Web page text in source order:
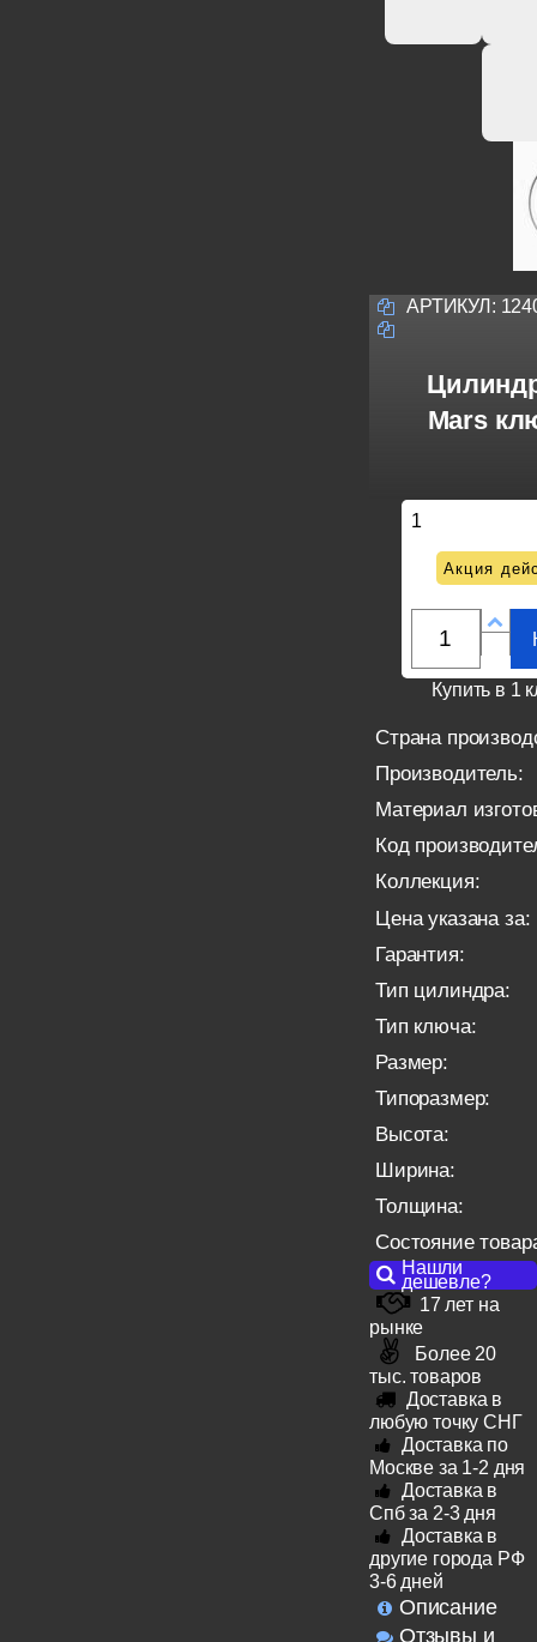
АРТИКУЛ:
Mars
1
Акция
Купить в 1
Страна
Производитель:
Материал
Код
Коллекция:
Цена указана за:
Гарантия:
Тип цилиндра:
Тип ключа:
Размер:
Типоразмер:
Высота:
Ширина:
Толщина:
Состояние
Нашли
дешевле?
17 лет на
рынке
Более 20
тыс. товаров
Доставка в
любую точку СНГ
Доставка по
Москве за 1-2 дня
Доставка в
Спб за 2-3 дня
Доставка в
другие города РФ
3-6 дней
Описание
Отзывы и